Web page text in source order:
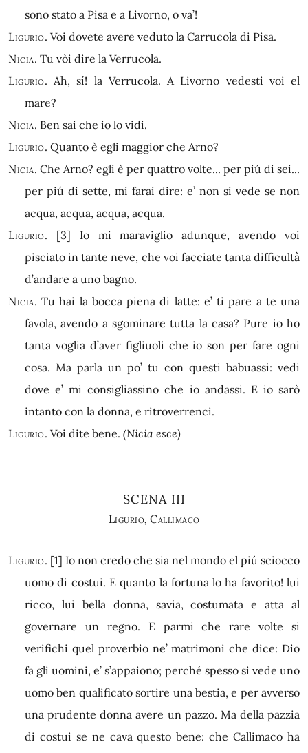
sono stato a Pisa e a Livorno, o va’!
Ligurio. Voi dovete avere veduto la Carrucola di Pisa.
Nicia. Tu vòi dire la Verrucola.
Ligurio. Ah, sí! la Verrucola. A Livorno vedesti voi el
mare?
Nicia. Ben sai che io lo vidi.
Ligurio. Quanto è egli maggior che Arno?
Nicia. Che Arno? egli è per quattro volte... per piú di sei...
per piú di sette, mi farai dire: e’ non si vede se non
acqua, acqua, acqua, acqua.
Ligurio.
[3] Io mi maraviglio adunque, avendo voi
pisciato in tante neve, che voi facciate tanta difficultà
d’andare a uno bagno.
Nicia. Tu hai la bocca piena di latte: e’ ti pare a te una
favola, avendo a sgominare tutta la casa? Pure io ho
tanta voglia d’aver figliuoli che io son per fare ogni
cosa. Ma parla un po’ tu con questi babuassi: vedi
dove e’ mi consigliassino che io andassi. E io sarò
intanto con la donna, e ritroverrenci.
Ligurio. Voi dite bene. (Nicia esce)
SCENA III
Ligurio, Callimaco
Ligurio. [1] Io non credo che sia nel mondo el piú sciocco
uomo di costui. E quanto la fortuna lo ha favorito! lui
ricco, lui bella donna, savia, costumata e atta al
governare un regno. E parmi che rare volte si
verifichi quel proverbio ne’ matrimoni che dice: Dio
fa gli uomini, e’ s’appaiono; perché spesso si vede uno
uomo ben qualificato sortire una bestia, e per avverso
una prudente donna avere un pazzo. Ma della pazzia
di costui se ne cava questo bene: che Callimaco ha